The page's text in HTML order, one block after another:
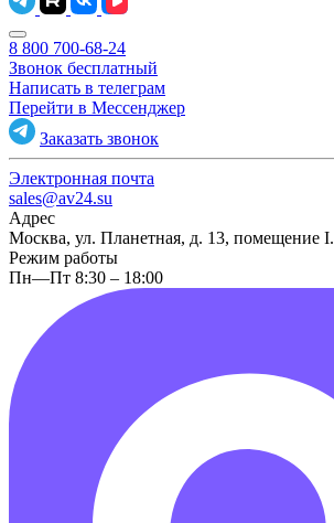
8 800 700-68-24
Звонок бесплатный
Написать в телеграм
Перейти в Мессенджер
Заказать звонок
Электронная почта
sales@av24.su
Адрес
Москва, ул. Планетная, д. 13, помещение I.
Режим работы
Пн—Пт 8:30 – 18:00